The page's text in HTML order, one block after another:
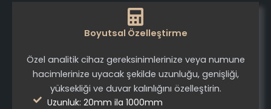
Boyutsal Özelleştirme
Özel analitik cihaz gereksinimlerinize veya numune
hacimlerinize uyacak şekilde uzunluğu, genişliği,
yüksekliği ve duvar kalınlığını özelleştirin.
Uzunluk: 20mm ila 1000mm